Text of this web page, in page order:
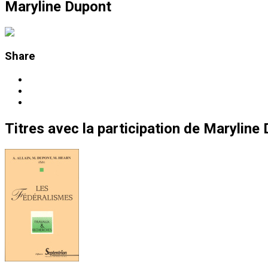
Maryline Dupont
Share
Titres avec la participation de Maryline